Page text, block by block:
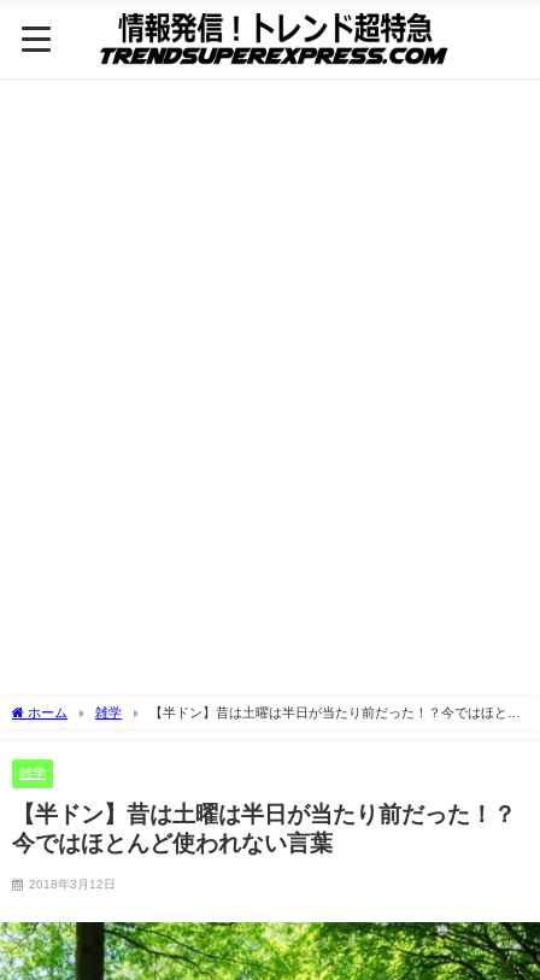
ホーム 雑学
【半ドン】昔は土曜は半日が当たり前だった！？今ではほとん
雑学
【半ドン】昔は土曜は半日が当たり前だった！？
今ではほとんど使われない言葉
2018年3月12日